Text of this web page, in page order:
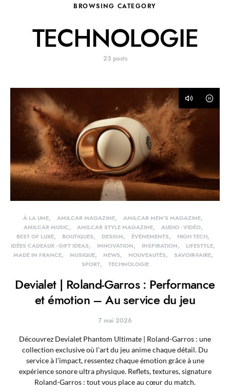
BROWSING CATEGORY
TECHNOLOGIE
23 posts
À LA UNE AMILCAR MAGAZINE
AMILCAR MEN'S MAGAZINE
AMILCAR MUSIC
AMILCAR STYLE MAGAZINE
AUDIO - VIDÉO
BEST OF LUXE
BOUTIQUES DESIGN ÉVÉNEMENTS
HIGH TECH
IDÉES CADEAUX - GIFT IDEAS
INNOVATION INSPIRATION
LIFESTYLE
MADE IN FRANCE
MUSIQUE NEWS NOUVEAUTÉS
SAVOIR-FAIRE
SPORT
TECHNOLOGIE
Devialet | Roland-Garros : Performance
et émotion – Au service du jeu
7 mai 2026
Découvrez Devialet Phantom Ultimate | Roland-Garros : une
collection exclusive où l’art du jeu anime chaque détail. Du
service à l’impact, ressentez chaque émotion grâce à une
expérience sonore ultra physique. Reflets, textures, signature
Roland-Garros : tout vous place au cœur du match.